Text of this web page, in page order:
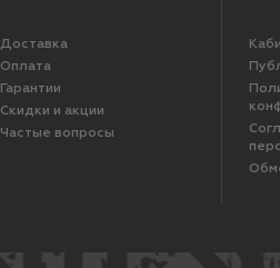
Доставка
Оплата
Гарантии
Скидки и акции
Частые вопросы